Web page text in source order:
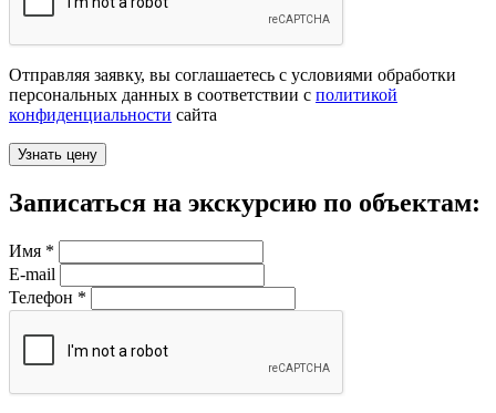
Отправляя заявку, вы соглашаетесь с условиями обработки
персональных данных в соответствии с политикой
конфиденциальности сайта
Записаться на экскурсию по объектам:
Имя *
E-mail
Телефон *